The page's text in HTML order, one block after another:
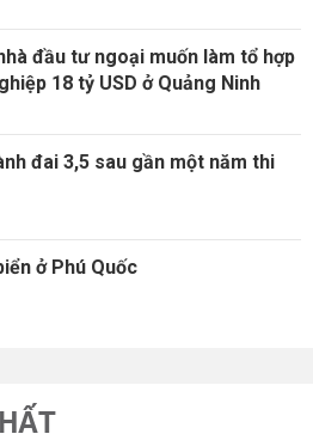
đầu tư ngoại muốn làm tổ hợp
18 tỷ USD ở Quảng Ninh
đai 3,5 sau gần một năm thi
ở Phú Quốc